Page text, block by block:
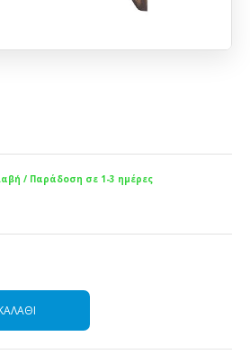
/ Παράδοση σε 1-3 ημέρες